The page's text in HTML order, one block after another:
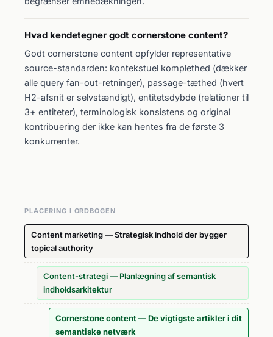
Hvad kendetegner godt cornerstone content?
Godt cornerstone content opfylder representative
source-standarden: kontekstuel komplethed (dækker
alle query fan-out-retninger), passage-tæthed (hvert
H2-afsnit er selvstændigt), entitetsdybde (relationer til
3+ entiteter), terminologisk konsistens og original
kontribuering der ikke kan hentes fra de første 3
konkurrenter.
PLACERING I ORDBOGEN
Content marketing — Strategisk indhold der bygger
topical authority
Content-strategi — Planlægning af semantisk
indholdsarkitektur
Cornerstone content — De vigtigste artikler i dit
semantiske netværk